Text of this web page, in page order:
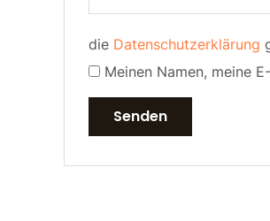
die Datenschutzerklärung
Meinen Namen, meine